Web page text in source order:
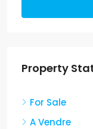
Property
For Sale
A Vendre